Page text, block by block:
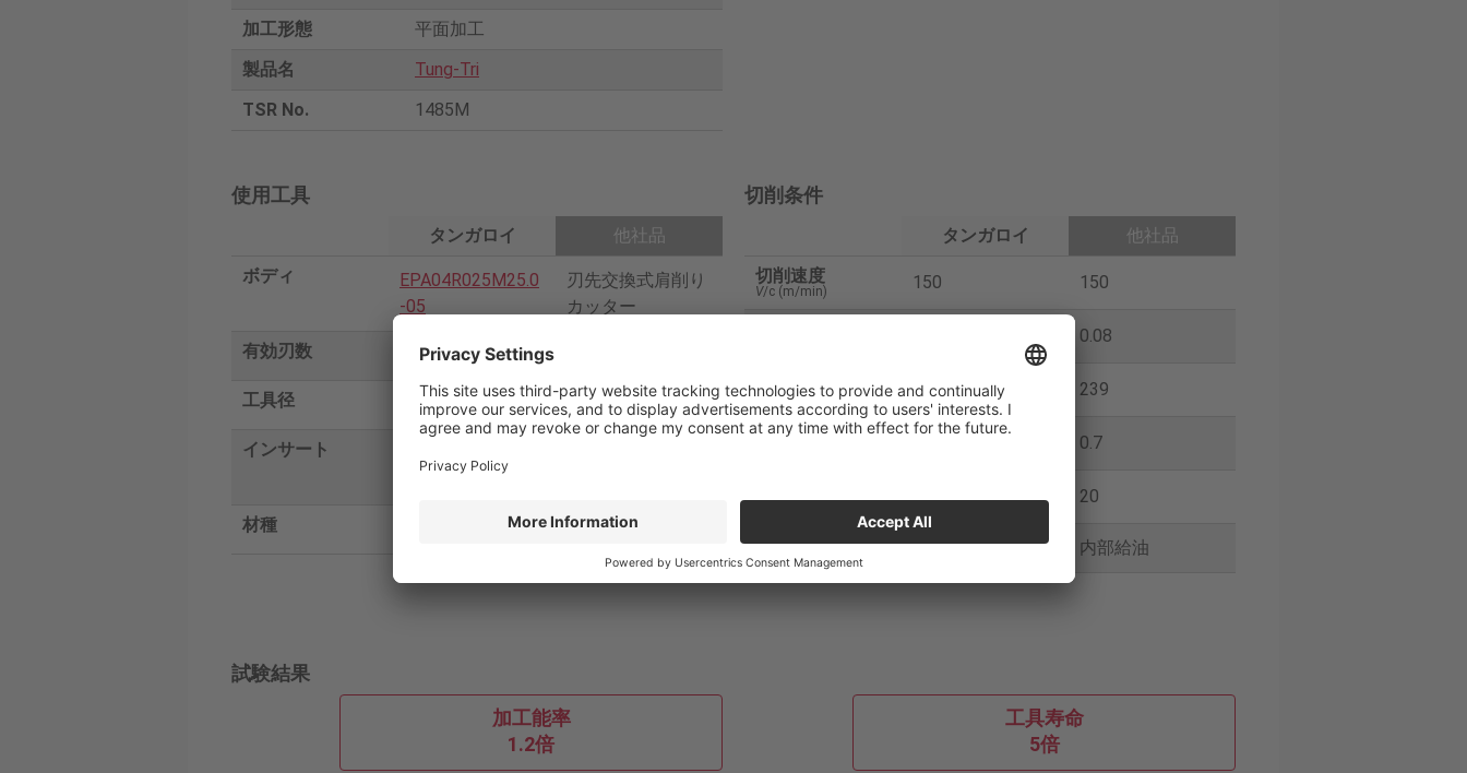
加工形態
平面加工
製品名
Tung-Tri
TSR No.
1485M
使用工具
タンガロイ
他社品
ボディ
EPA04R025M25.0
-05
刃先交換式肩削り
カッター
有効刃数
工具径 32
インサート
材種 PVD
切削条件
タンガロイ
他社品
切削速度
V/c (m/min) 150 150
0.08
送り速度
V f (mm/min) 286 239
切込み 0.7
20 20
切削油 内部給油 内部給油
試験結果
加工能率
1.2倍
工具寿命
5倍